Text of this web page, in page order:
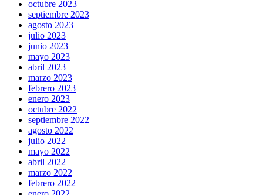
octubre 2023
septiembre 2023
agosto 2023
julio 2023
junio 2023
mayo 2023
abril 2023
marzo 2023
febrero 2023
enero 2023
octubre 2022
septiembre 2022
agosto 2022
julio 2022
mayo 2022
abril 2022
marzo 2022
febrero 2022